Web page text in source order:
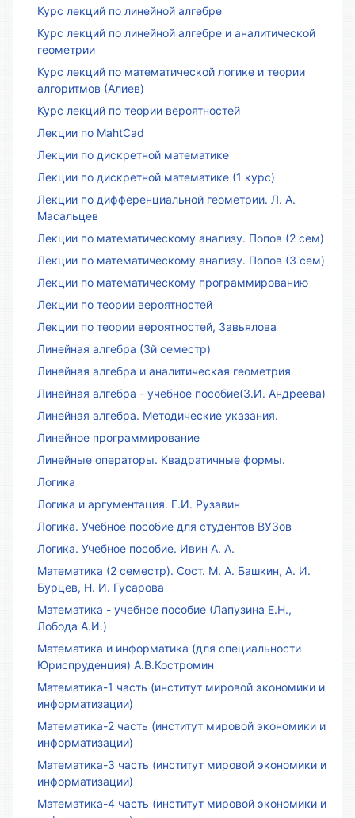
Курс лекций по линейной алгебре
Курс лекций по линейной алгебре и аналитической
геометрии
Курс лекций по математической логике и теории
алгоритмов (Алиев)
Курс лекций по теории вероятностей
Лекции по MahtCad
Лекции по дискретной математике
Лекции по дискретной математике (1 курс)
Лекции по дифференциальной геометрии. Л. А.
Масальцев
Лекции по математическому анализу. Попов (2 сем)
Лекции по математическому анализу. Попов (3 сем)
Лекции по математическому программированию
Лекции по теории вероятностей
Лекции по теории вероятностей, Завьялова
Линейная алгебра (3й семестр)
Линейная алгебра и аналитическая геометрия
Линейная алгебра - учебное пособие(З.И. Андреева)
Линейная алгебра. Методические указания.
Линейное программирование
Линейные операторы. Квадратичные формы.
Логика
Логика и аргументация. Г.И. Рузавин
Логика. Учебное пособие для студентов ВУЗов
Логика. Учебное пособие. Ивин А. А.
Математика (2 семестр). Сост. М. А. Башкин, А. И.
Бурцев, Н. И. Гусарова
Математика - учебное пособие (Лапузина Е.Н.,
Лобода А.И.)
Математика и информатика (для специальности
Юриспруденция) А.В.Костромин
Математика-1 часть (институт мировой экономики и
информатизации)
Математика-2 часть (институт мировой экономики и
информатизации)
Математика-3 часть (институт мировой экономики и
информатизации)
Математика-4 часть (институт мировой экономики и